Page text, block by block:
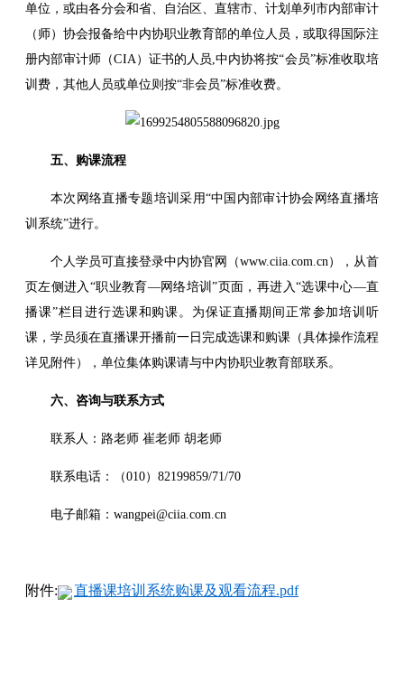
单位，或由各分会和省、自治区、直辖市、计划单列市内部审计
（师）协会报备给中内协职业教育部的单位人员，或取得国际注
册内部审计师（CIA）证书的人员,中内协将按“会员”标准收取培
训费，其他人员或单位则按“非会员”标准收费。
五、购课流程
本次网络直播专题培训采用“中国内部审计协会网络直播培
训系统”进行。
个人学员可直接登录中内协官网（www.ciia.com.cn），从首
页左侧进入“职业教育—网络培训”页面，再进入“选课中心—直
播课”栏目进行选课和购课。为保证直播期间正常参加培训听
课，学员须在直播课开播前一日完成选课和购课（具体操作流程
详见附件），单位集体购课请与中内协职业教育部联系。
六、咨询与联系方式
联系人：路老师 崔老师 胡老师
联系电话：（010）82199859/71/70
电子邮箱：wangpei@ciia.com.cn
附件: 直播课培训系统购课及观看流程.pdf